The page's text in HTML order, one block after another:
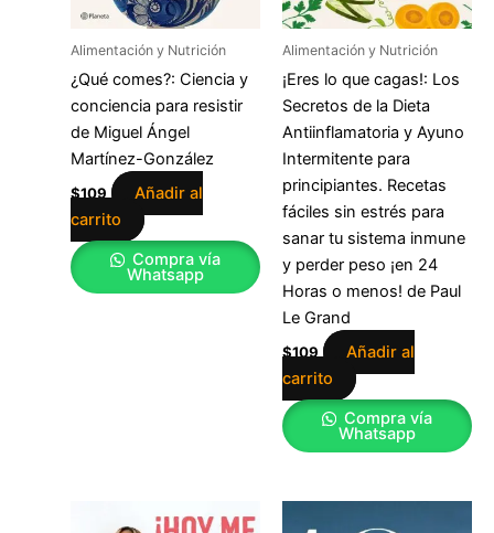
Alimentación y Nutrición
¿Qué comes?: Ciencia y
conciencia para resistir
de Miguel Ángel
Martínez-González
$109
Añadir al
carrito
Compra vía
Whatsapp
Alimentación y Nutrición
¡Eres lo que cagas!: Los
Secretos de la Dieta
Antiinflamatoria y Ayuno
Intermitente para
principiantes. Recetas
fáciles sin estrés para
sanar tu sistema inmune
y perder peso ¡en 24
Horas o menos! de Paul
Le Grand
$109
Añadir al
carrito
Compra vía
Whatsapp